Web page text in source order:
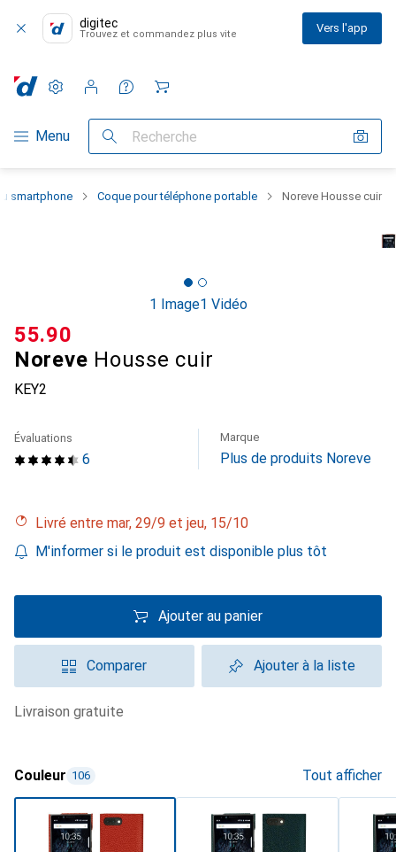
digitec
Trouvez et commandez plus vite Vers l'app
Navigation par catégorie
Menu Recherche
Paramètres
Compte client
Listes de comparaison
Listes d'envies
Panier
smartphone Coque pour téléphone portable Noreve Housse cuir
1 Image1 Vidéo
Noreve Housse cuir
KEY2
CHF
55.90
6
Évaluations Marque
Plus de produits Noreve
Livré entre mar, 29/9 et jeu, 15/10
M'informer si le produit est disponible plus tôt
Ajouter au panier
Comparer Ajouter à la liste
livraison gratuite
Couleur 106 Tout afficher